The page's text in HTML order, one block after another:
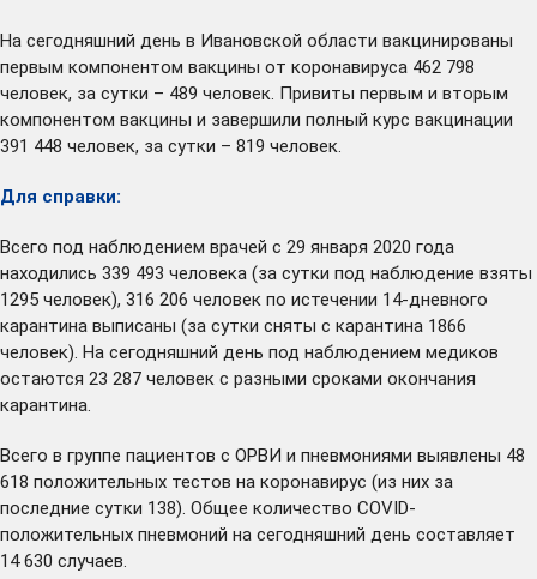
На сегодняшний день в Ивановской области вакцинированы
первым компонентом вакцины от коронавируса 462 798
человек, за сутки – 489 человек. Привиты первым и вторым
компонентом вакцины и завершили полный курс вакцинации
391 448 человек, за сутки – 819 человек.
Для справки:
Всего под наблюдением врачей с 29 января 2020 года
находились 339 493 человека (за сутки под наблюдение взяты
1295 человек), 316 206 человек по истечении 14-дневного
карантина выписаны (за сутки сняты с карантина 1866
человек). На сегодняшний день под наблюдением медиков
остаются 23 287 человек с разными сроками окончания
карантина.
Всего в группе пациентов с ОРВИ и пневмониями выявлены 48
618 положительных тестов на коронавирус (из них за
последние сутки 138). Общее количество COVID-
положительных пневмоний на сегодняшний день составляет
14 630 случаев.